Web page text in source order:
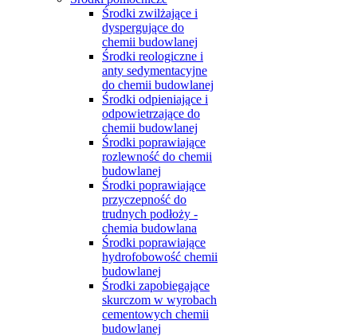
Środki zwilżające i
dyspergujące do
chemii budowlanej
Środki reologiczne i
anty sedymentacyjne
do chemii budowlanej
Środki odpieniające i
odpowietrzające do
chemii budowlanej
Środki poprawiające
rozlewność do chemii
budowlanej
Środki poprawiające
przyczepność do
trudnych podłoży -
chemia budowlana
Środki poprawiające
hydrofobowość chemii
budowlanej
Środki zapobiegające
skurczom w wyrobach
cementowych chemii
budowlanej